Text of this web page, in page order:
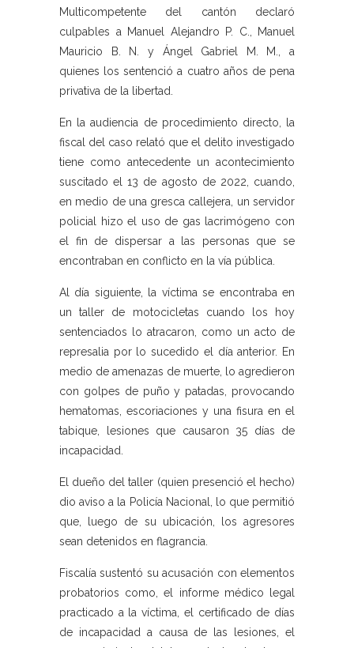
Multicompetente del cantón declaró
culpables a Manuel Alejandro P. C., Manuel
Mauricio B. N. y Ángel Gabriel M. M., a
quienes los sentenció a cuatro años de pena
privativa de la libertad.
En la audiencia de procedimiento directo, la
fiscal del caso relató que el delito investigado
tiene como antecedente un acontecimiento
suscitado el 13 de agosto de 2022, cuando,
en medio de una gresca callejera, un servidor
policial hizo el uso de gas lacrimógeno con
el fin de dispersar a las personas que se
encontraban en conflicto en la vía pública.
Al día siguiente, la víctima se encontraba en
un taller de motocicletas cuando los hoy
sentenciados lo atracaron, como un acto de
represalia por lo sucedido el día anterior. En
medio de amenazas de muerte, lo agredieron
con golpes de puño y patadas, provocando
hematomas, escoriaciones y una fisura en el
tabique, lesiones que causaron 35 días de
incapacidad.
El dueño del taller (quien presenció el hecho)
dio aviso a la Policía Nacional, lo que permitió
que, luego de su ubicación, los agresores
sean detenidos en flagrancia.
Fiscalía sustentó su acusación con elementos
probatorios como, el informe médico legal
practicado a la víctima, el certificado de días
de incapacidad a causa de las lesiones, el